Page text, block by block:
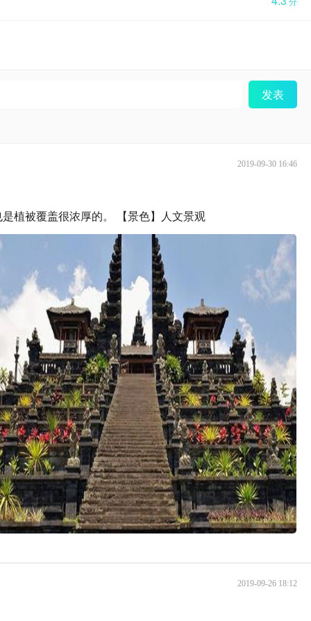
发表
2019-09-30 16:46
植被覆盖很浓厚的。 【景色】人文景观
2019-09-26 18:12